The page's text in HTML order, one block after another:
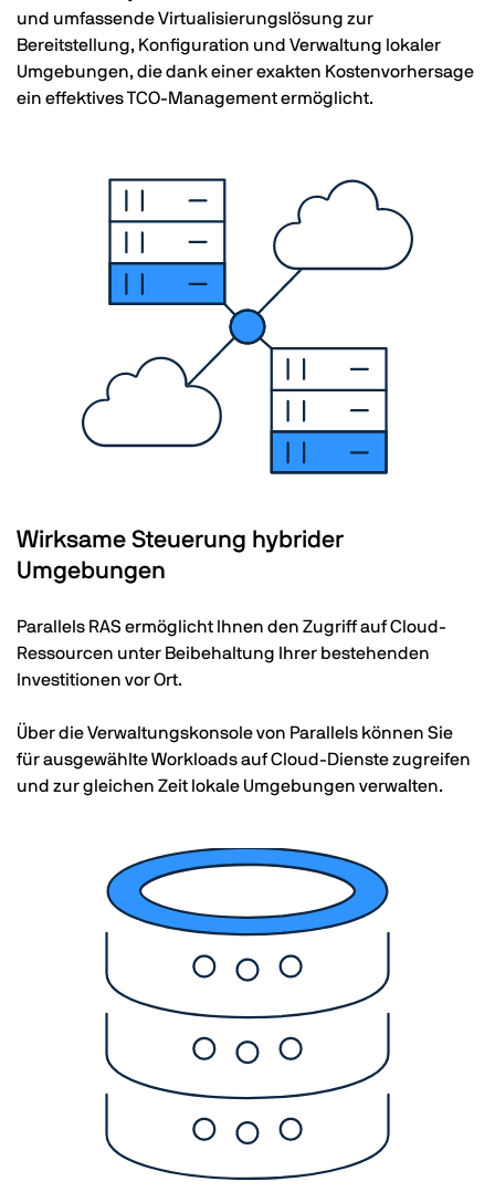
und umfassende Virtualisierungslösung zur
Bereitstellung, Konfiguration und Verwaltung lokaler
Umgebungen, die dank einer exakten Kostenvorhersage
ein effektives TCO-Management ermöglicht.
Wirksame Steuerung hybrider
Umgebungen
Parallels RAS ermöglicht Ihnen den Zugriff auf Cloud-
Ressourcen unter Beibehaltung Ihrer bestehenden
Investitionen vor Ort.
Über die Verwaltungskonsole von Parallels können Sie
für ausgewählte Workloads auf Cloud-Dienste zugreifen
und zur gleichen Zeit lokale Umgebungen verwalten.